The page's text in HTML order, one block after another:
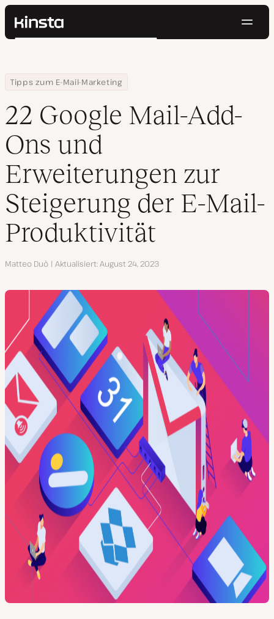
Kinsta®
Preise
Kontakt
Suchen
Home
Ressourcen Center
Tipps zum E-Mail-Marketing
22 Google Mail-Add-Ons und Erweiterungen zur Steigerung der
22 Google Mail-Add-
Ons und
Erweiterungen zur
Steigerung der E-Mail-
Produktivität
Autor
Matteo Duò Aktualisiert August 24, 2023